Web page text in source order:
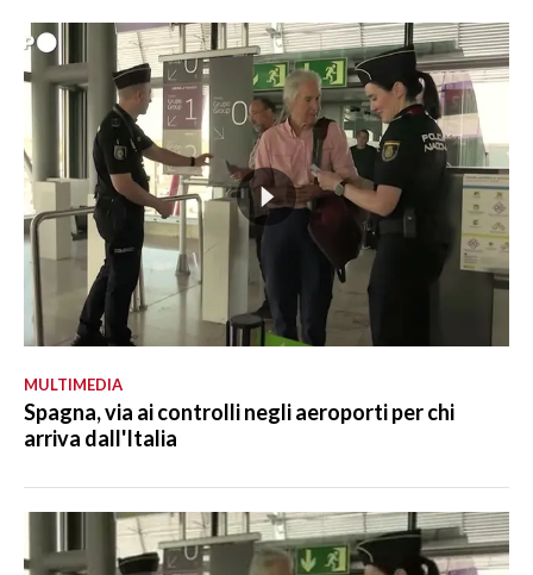
MULTIMEDIA
Spagna, via ai controlli negli aeroporti per chi
arriva dall'Italia